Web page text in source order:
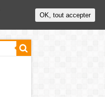
OK, tout accepter